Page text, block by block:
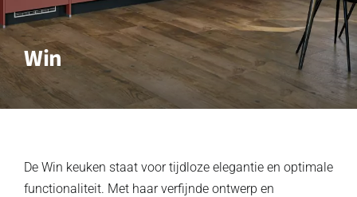
Win
De Win keuken staat voor tijdloze elegantie en optimale
functionaliteit. Met haar verfijnde ontwerp en